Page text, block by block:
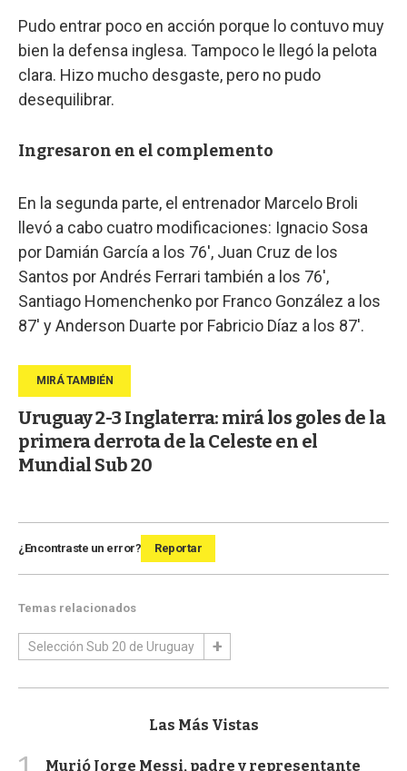
Pudo entrar poco en acción porque lo contuvo muy
bien la defensa inglesa. Tampoco le llegó la pelota
clara. Hizo mucho desgaste, pero no pudo
desequilibrar.
Ingresaron en el complemento
En la segunda parte, el entrenador Marcelo Broli
llevó a cabo cuatro modificaciones: Ignacio Sosa
por Damián García a los 76', Juan Cruz de los
Santos por Andrés Ferrari también a los 76',
Santiago Homenchenko por Franco González a los
87' y Anderson Duarte por Fabricio Díaz a los 87'.
Uruguay 2-3 Inglaterra: mirá los goles de la
primera derrota de la Celeste en el
Mundial Sub 20
¿Encontraste un error? Reportar
Temas relacionados
Selección Sub 20 de Uruguay
Las Más Vistas
Murió Jorge Messi, padre y representante